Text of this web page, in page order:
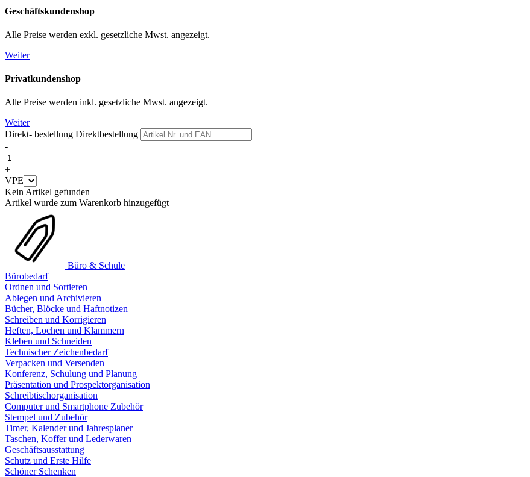
Geschäftskundenshop
Alle Preise werden exkl. gesetzliche Mwst. angezeigt.
Weiter
Privatkundenshop
Alle Preise werden inkl. gesetzliche Mwst. angezeigt.
Weiter
Direkt- bestellung Direktbestellung
-
+
VPE
Kein Artikel gefunden
Artikel wurde zum Warenkorb hinzugefügt
Büro & Schule
Bürobedarf
Ordnen und Sortieren
Ablegen und Archivieren
Bücher, Blöcke und Haftnotizen
Schreiben und Korrigieren
Heften, Lochen und Klammern
Kleben und Schneiden
Technischer Zeichenbedarf
Verpacken und Versenden
Konferenz, Schulung und Planung
Präsentation und Prospektorganisation
Schreibtischorganisation
Computer und Smartphone Zubehör
Stempel und Zubehör
Timer, Kalender und Jahresplaner
Taschen, Koffer und Lederwaren
Geschäftsausstattung
Schutz und Erste Hilfe
Schöner Schenken